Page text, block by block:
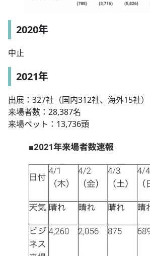
2020年
中止
2021年
出展：327社（国内312社、海外15社）
来場者数：28,387名
来場ペット：13,736頭